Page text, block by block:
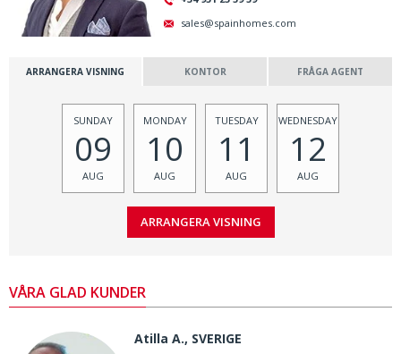
sales@spainhomes.com
ARRANGERA VISNING KONTOR FRÅGA AGENT
SUNDAY
09
AUG
MONDAY
10
AUG
TUESDAY
11
AUG
WEDNESDAY
12
AUG
VÅRA GLAD KUNDER
Atilla A., SVERIGE